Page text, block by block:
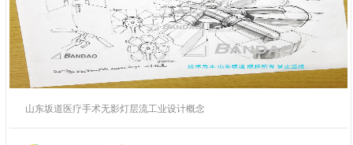
山东坂道医疗手术无影灯层流工业设计概念